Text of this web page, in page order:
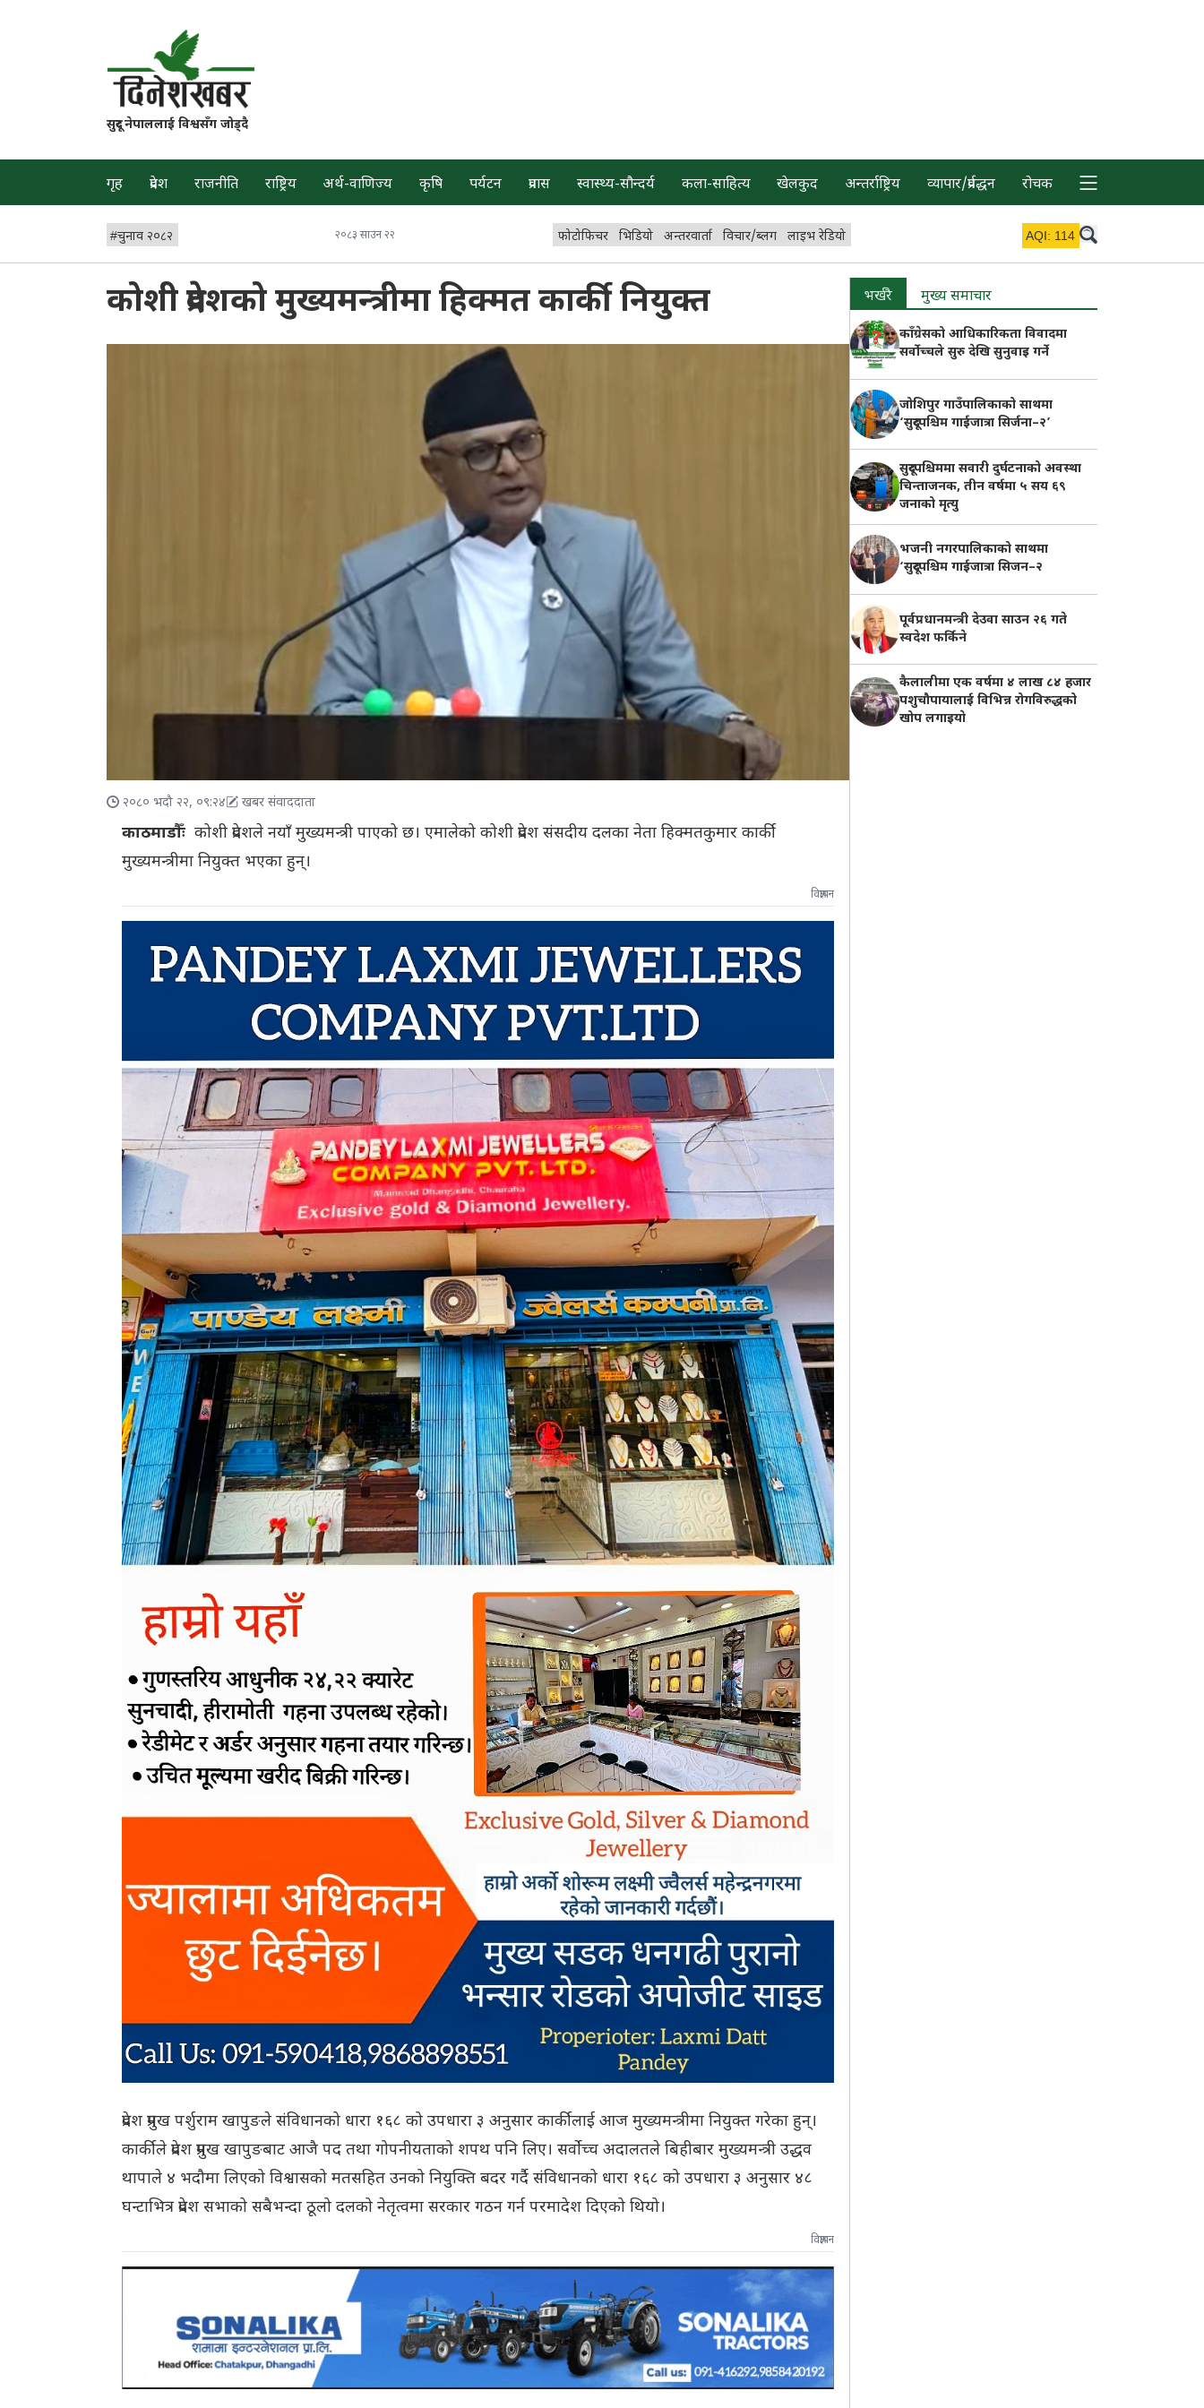
सुदूर नेपाललाई विश्वसँग जोड्दै
गृह प्रदेश राजनीति राष्ट्रिय अर्थ-वाणिज्य कृषि पर्यटन प्रवास स्वास्थ्य-सौन्दर्य कला-साहित्य खेलकुद अन्तर्राष्ट्रिय व्यापार/प्रर्वद्धन रोचक
#चुनाव २०८२ २०८३ साउन २२ फोटोफिचर भिडियो अन्तरवार्ता विचार/ब्लग लाइभ रेडियो AQI: 114
कोशी प्रदेशको मुख्यमन्त्रीमा हिक्मत कार्की नियुक्त
२०८० भदौ २२, ०९:२४ खबर संवाददाता
काठमाडौँः कोशी प्रदेशले नयाँ मुख्यमन्त्री पाएको छ। एमालेको कोशी प्रदेश संसदीय दलका नेता हिक्मतकुमार कार्की
मुख्यमन्त्रीमा नियुक्त भएका हुन्।
विज्ञापन
प्रदेश प्रमुख पर्शुराम खापुङले संविधानको धारा १६८ को उपधारा ३ अनुसार कार्कीलाई आज मुख्यमन्त्रीमा नियुक्त गरेका हुन्।
कार्कीले प्रदेश प्रमुख खापुङबाट आजै पद तथा गोपनीयताको शपथ पनि लिए। सर्वोच्च अदालतले बिहीबार मुख्यमन्त्री उद्धव
थापाले ४ भदौमा लिएको विश्वासको मतसहित उनको नियुक्ति बदर गर्दै संविधानको धारा १६८ को उपधारा ३ अनुसार ४८
घन्टाभित्र प्रदेश सभाको सबैभन्दा ठूलो दलको नेतृत्वमा सरकार गठन गर्न परमादेश दिएको थियो।
विज्ञापन
भर्खरै मुख्य समाचार
काँग्रेसको आधिकारिकता विवादमा
सर्वोच्चले सुरु देखि सुनुवाइ गर्ने
जोशिपुर गाउँपालिकाको साथमा
‘सुदूरपश्चिम गाईजात्रा सिर्जना–२’
सुदूरपश्चिममा सवारी दुर्घटनाको अवस्था
चिन्ताजनक, तीन वर्षमा ५ सय ६९
जनाको मृत्यु
भजनी नगरपालिकाको साथमा
‘सुदूरपश्चिम गाईजात्रा सिजन–२
पूर्वप्रधानमन्त्री देउवा साउन २६ गते
स्वदेश फर्किने
कैलालीमा एक वर्षमा ४ लाख ८४ हजार
पशुचौपायालाई विभिन्न रोगविरुद्धको
खोप लगाइयाे